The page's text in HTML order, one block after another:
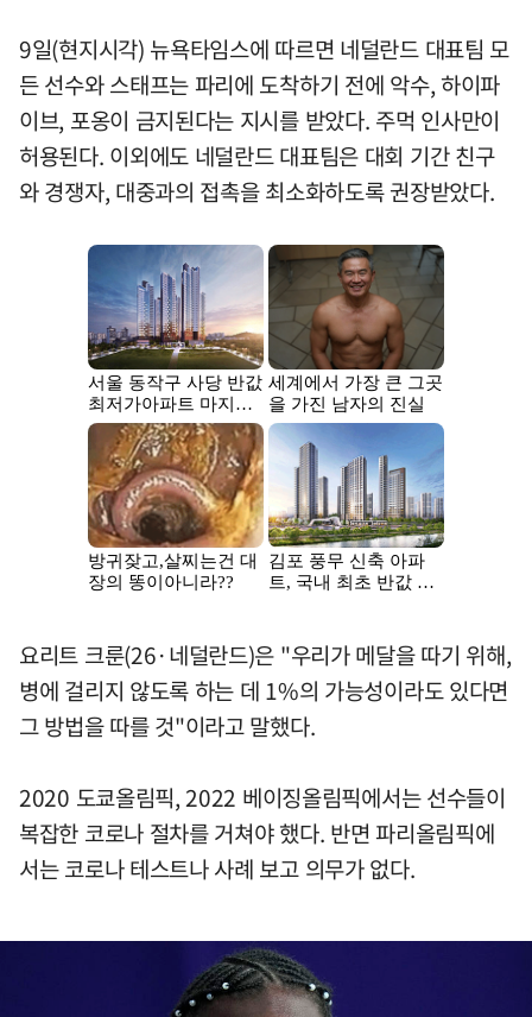
9일(현지시각) 뉴욕타임스에 따르면 네덜란드 대표팀 모
든 선수와 스태프는 파리에 도착하기 전에 악수, 하이파
이브, 포옹이 금지된다는 지시를 받았다. 주먹 인사만이
허용된다. 이외에도 네덜란드 대표팀은 대회 기간 친구
와 경쟁자, 대중과의 접촉을 최소화하도록 권장받았다.
요리트 크룬(26·네덜란드)은 "우리가 메달을 따기 위해,
병에 걸리지 않도록 하는 데 1%의 가능성이라도 있다면
그 방법을 따를 것"이라고 말했다.
2020 도쿄올림픽, 2022 베이징올림픽에서는 선수들이
복잡한 코로나 절차를 거쳐야 했다. 반면 파리올림픽에
서는 코로나 테스트나 사례 보고 의무가 없다.